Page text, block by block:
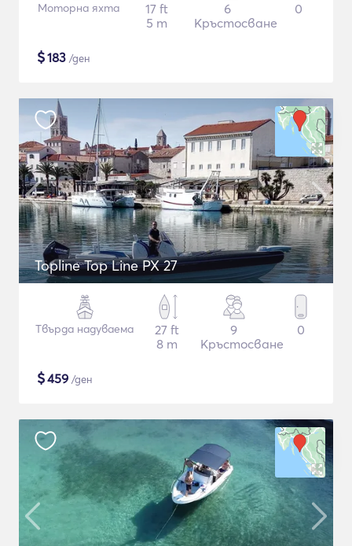
Моторна яхта
17 ft
5 m
6
Кръстосване
0
$183 /ден
Topline Top Line PX 27
Твърда надуваема
27 ft
8 m
9
Кръстосване
0
$459 /ден